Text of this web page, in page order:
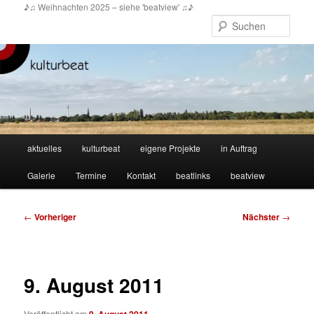
springen
♪♫ Weihnachten 2025 – siehe 'beatview' ♫♪
aktuelles kulturbeat eigene Projekte in Auftrag
Galerie Termine Kontakt beatlinks beatview
Beitragsnavigation
← Vorheriger Nächster →
9. August 2011